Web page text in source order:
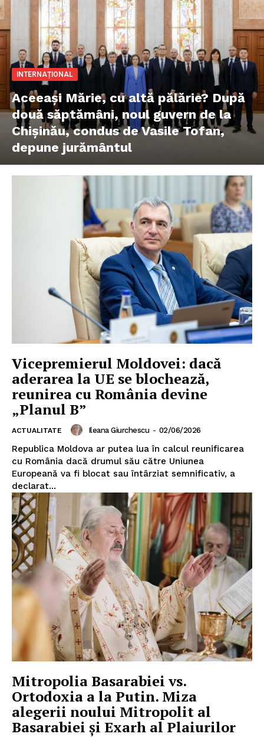
INTERNAȚIONAL
Aceeași Mărie, cu altă pălărie? După
două săptămâni, noul guvern de la
Chișinău, condus de Vasile Tofan,
depune jurământul
Vicepremierul Moldovei: dacă
aderarea la UE se blochează,
reunirea cu România devine
„Planul B”
ACTUALITATE Ileana Giurchescu - 02/06/2026
Republica Moldova ar putea lua în calcul reunificarea
cu România dacă drumul său către Uniunea
Europeană va fi blocat sau întârziat semnificativ, a
declarat...
Mitropolia Basarabiei vs.
Ortodoxia a la Putin. Miza
alegerii noului Mitropolit al
Basarabiei și Exarh al Plaiurilor